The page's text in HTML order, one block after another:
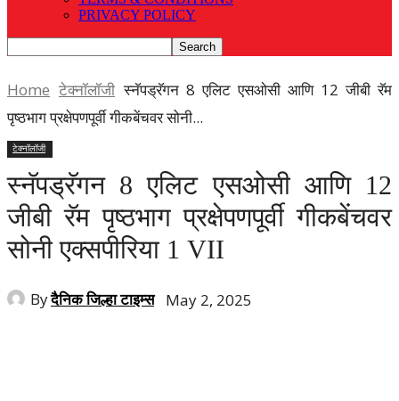
PRIVACY POLICY
Home टेक्नॉलॉजी स्नॅपड्रॅगन 8 एलिट एसओसी आणि 12 जीबी रॅम
पृष्ठभाग प्रक्षेपणपूर्वी गीकबेंचवर सोनी...
टेक्नॉलॉजी
स्नॅपड्रॅगन 8 एलिट एसओसी आणि 12
जीबी रॅम पृष्ठभाग प्रक्षेपणपूर्वी गीकबेंचवर
सोनी एक्सपीरिया 1 VII
Byदैनिक जिल्हा टाइम्स May 2, 2025